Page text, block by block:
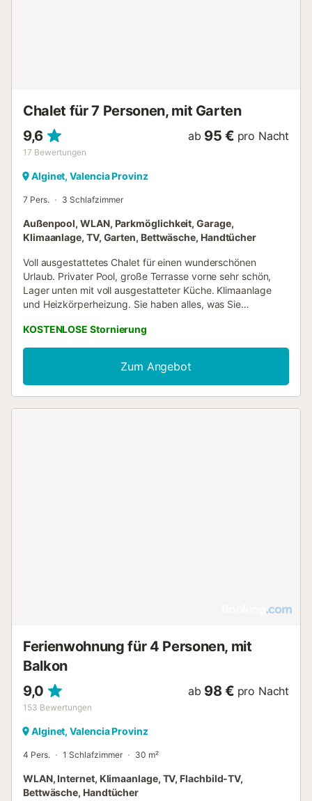
Chalet für 7 Personen, mit Garten
9,6
17 Bewertungen
ab 95 € pro Nacht
Alginet, Valencia Provinz
7 Pers. 3 Schlafzimmer
Außenpool, WLAN, Parkmöglichkeit, Garage,
Klimaanlage, TV, Garten, Bettwäsche, Handtücher
Voll ausgestattetes Chalet für einen wunderschönen
Urlaub. Privater Pool, große Terrasse vorne sehr schön,
Lager unten mit voll ausgestatteter Küche. Klimaanlage
und Heizkörperheizung. Sie haben alles, was Sie
allem. Garage für 2 Fahrzeuge, automatische Türen. Das
Grundstück hat 960 Meter und Gehäuse 120 Meter oben
und 65 Meter unten gebaut. Garten in der Front mit
KOSTENLOSE Stornierung
Zum Angebot
Ferienwohnung für 4 Personen, mit
Balkon
9,0
153 Bewertungen
ab 98 € pro Nacht
Alginet, Valencia Provinz
4 Pers. 1 Schlafzimmer 30 m²
WLAN, Internet, Klimaanlage, TV, Flachbild-TV,
Bettwäsche, Handtücher